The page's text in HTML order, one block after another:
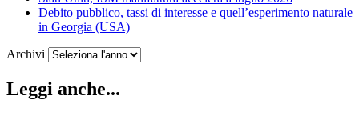
Debito pubblico, tassi di interesse e quell’esperimento naturale
in Georgia (USA)
Archivi
Leggi anche...